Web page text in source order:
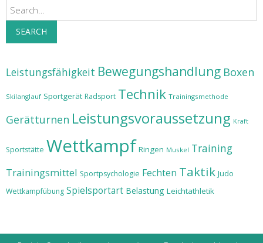
Search
SEARCH
Leistungsfähigkeit Bewegungshandlung Boxen
Skilanglauf Sportgerät Radsport Technik Trainingsmethode
Gerätturnen Leistungsvoraussetzung Kraft
Sportstätte Wettkampf Ringen Muskel Training
Trainingsmittel Sportpsychologie Fechten Taktik Judo
Wettkampfübung Spielsportart Belastung Leichtathletik